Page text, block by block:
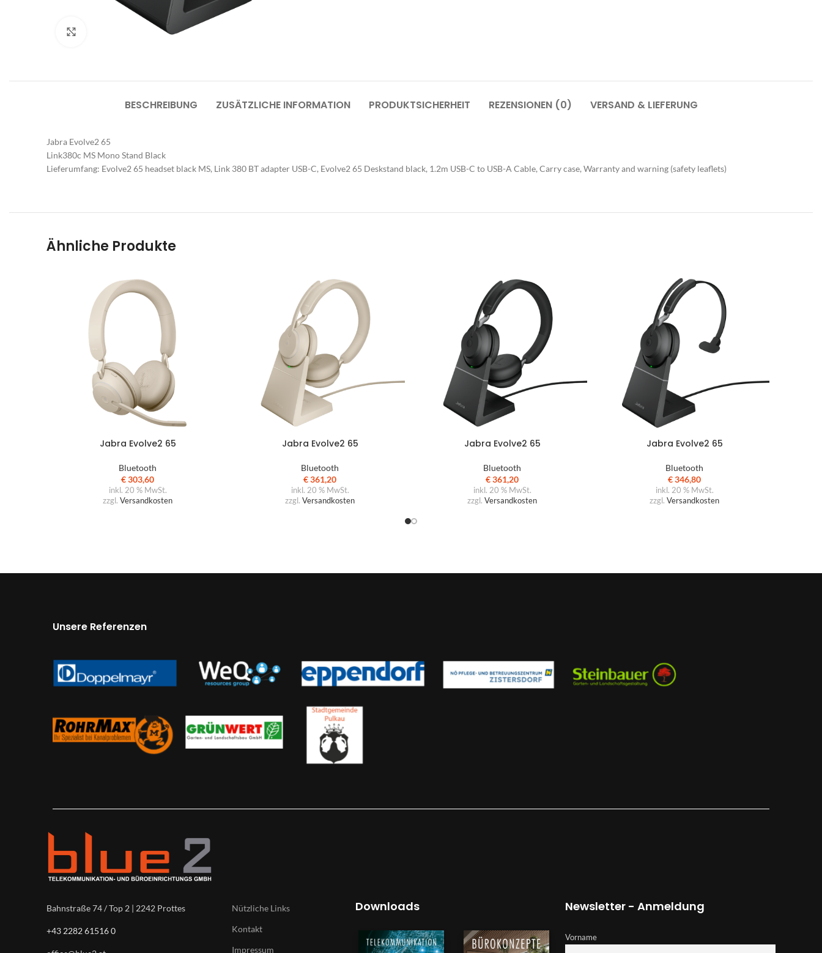
Arbeitsplatzoptimierung
Präsentationstechnik
Beleuchtungen
Schauraum
Klicken um zu vergrößern
BESCHREIBUNG ZUSÄTZLICHE INFORMATION PRODUKTSICHERHEIT REZENSIONEN (0) VERSAND & LIEFERUNG
Jabra Evolve2 65
Link380c MS Mono Stand Black
Lieferumfang: Evolve2 65 headset black MS, Link 380 BT adapter USB-C, Evolve2 65 Deskstand black, 1.2m USB-C to USB-A Cable, Carry case, Warranty and warning (safety leaflets)
Ähnliche Produkte
Jabra Evolve2 65
Bluetooth
€303,60
inkl. 20 % MwSt.
zzgl. Versandkosten
Jabra Evolve2 65
Bluetooth
€361,20
inkl. 20 % MwSt.
zzgl. Versandkosten
Jabra Evolve2 65
Bluetooth
€361,20
inkl. 20 % MwSt.
zzgl. Versandkosten
Jabra Evolve2 65
Bluetooth
€346,80
inkl. 20 % MwSt.
zzgl. Versandkosten
Unsere Referenzen
Bahnstraße 74 / Top 2 | 2242 Prottes
+43 2282 61516 0
Nützliche Links
Kontakt
Impressum
Downloads Newsletter - Anmeldung
Vorname